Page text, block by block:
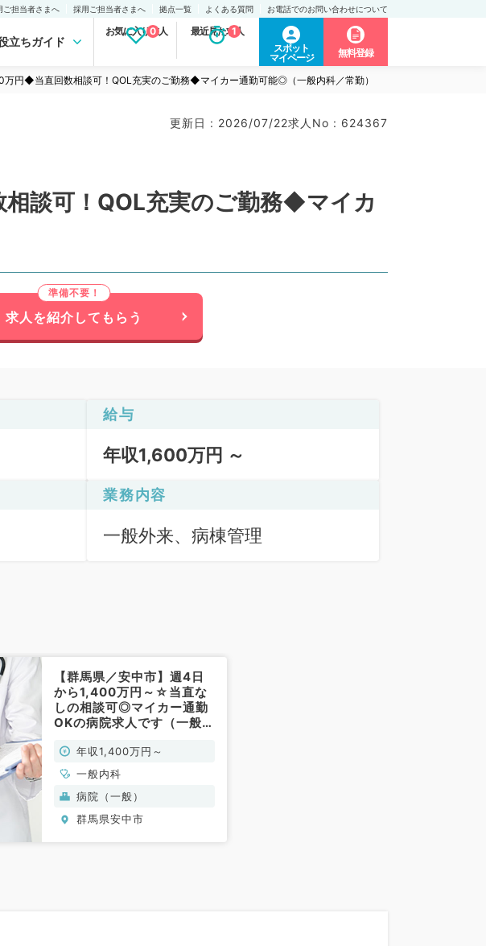
ご担当者さまへ 採用ご担当者さまへ 拠点一覧 よくある質問 お電話でのお問い合わせについて
立ちガイド
お気に入り求人
0 最近見た求人
1
スポット
マイページ
無料登録
万円◆当直回数相談可！QOL充実のご勤務◆マイカー通勤可能◎（一般内科／常勤）
更新日 : 2026/07/22求人No : 624367
談可！QOL充実のご勤務◆マイカ
求人を紹介してもらう
給与
年収1,600万円 ～
業務内容
一般外来、病棟管理
【群馬県／安中市】週4日
から1,400万円～☆当直な
しの相談可◎マイカー通勤
OKの病院求人です（一般内
年収1,400万円～
一般内科
病院（一般）
群馬県安中市